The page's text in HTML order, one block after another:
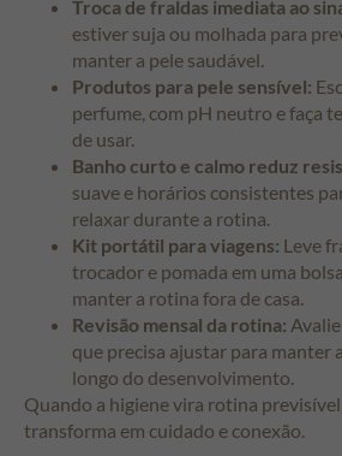
Troca de fraldas imediata ao
estiver suja ou molhada para
manter a pele saudável.
Produtos para pele sensível:
perfume, com pH neutro e faça
de usar.
Banho curto e calmo reduz
suave e horários consistentes
relaxar durante a rotina.
Kit portátil para viagens: Leve
trocador e pomada em uma
manter a rotina fora de casa.
Revisão mensal da rotina:
que precisa ajustar para manter
longo do desenvolvimento.
Quando a higiene vira rotina
transforma em cuidado e conexão.